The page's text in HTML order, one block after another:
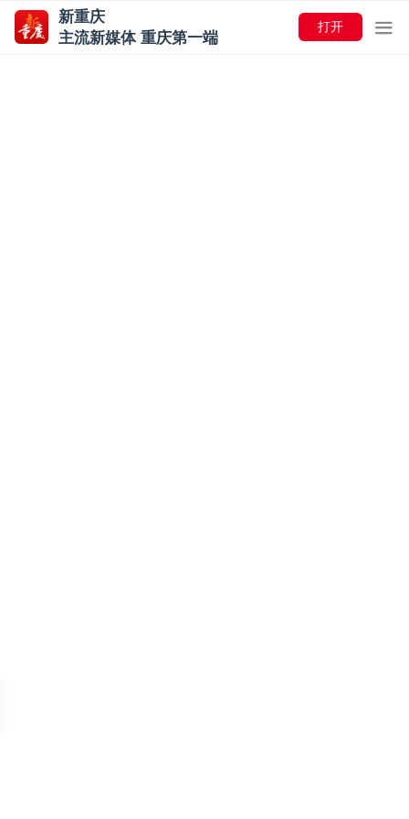
新重庆
主流新媒体 重庆第一端
打开